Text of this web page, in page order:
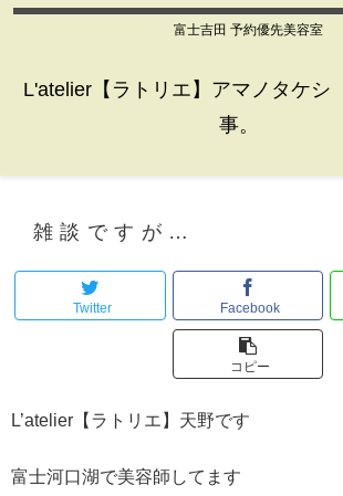
富士吉田 予約優先美容室
L'atelier【ラトリエ】アマノタケ
事。
雑談ですが…
Twitter Facebook
コピー
L’atelier【ラトリエ】天野です
富士河口湖で美容師してます